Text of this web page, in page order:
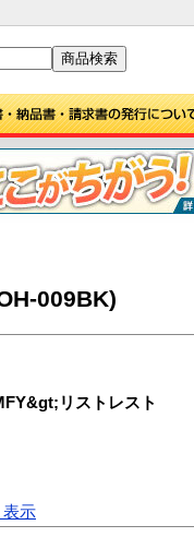
009BK)
リストレスト
表示